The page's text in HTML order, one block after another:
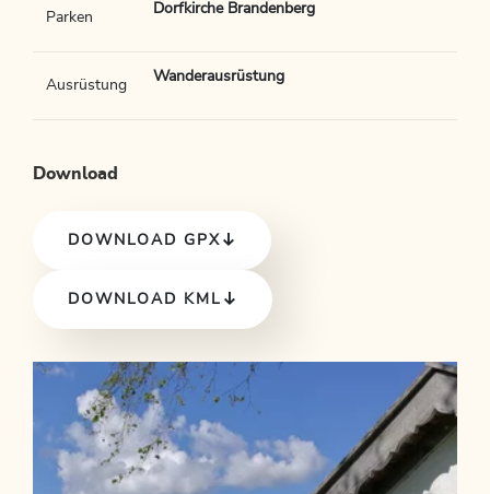
Parken
Dorfkirche Brandenberg
Ausrüstung
Wanderausrüstung
Download
DOWNLOAD GPX
DOWNLOAD KML